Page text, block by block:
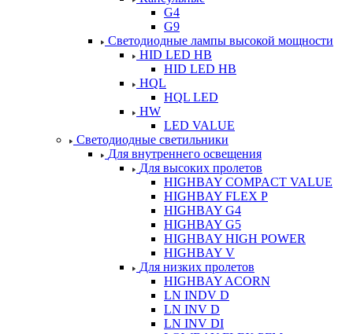
G4
G9
Светодиодные лампы высокой мощности
HID LED HB
HID LED HB
HQL
HQL LED
HW
LED VALUE
Светодиодные светильники
Для внутреннего освещения
Для высоких пролетов
HIGHBAY COMPACT VALUE
HIGHBAY FLEX P
HIGHBAY G4
HIGHBAY G5
HIGHBAY HIGH POWER
HIGHBAY V
Для низких пролетов
HIGHBAY ACORN
LN INDV D
LN INV D
LN INV DI